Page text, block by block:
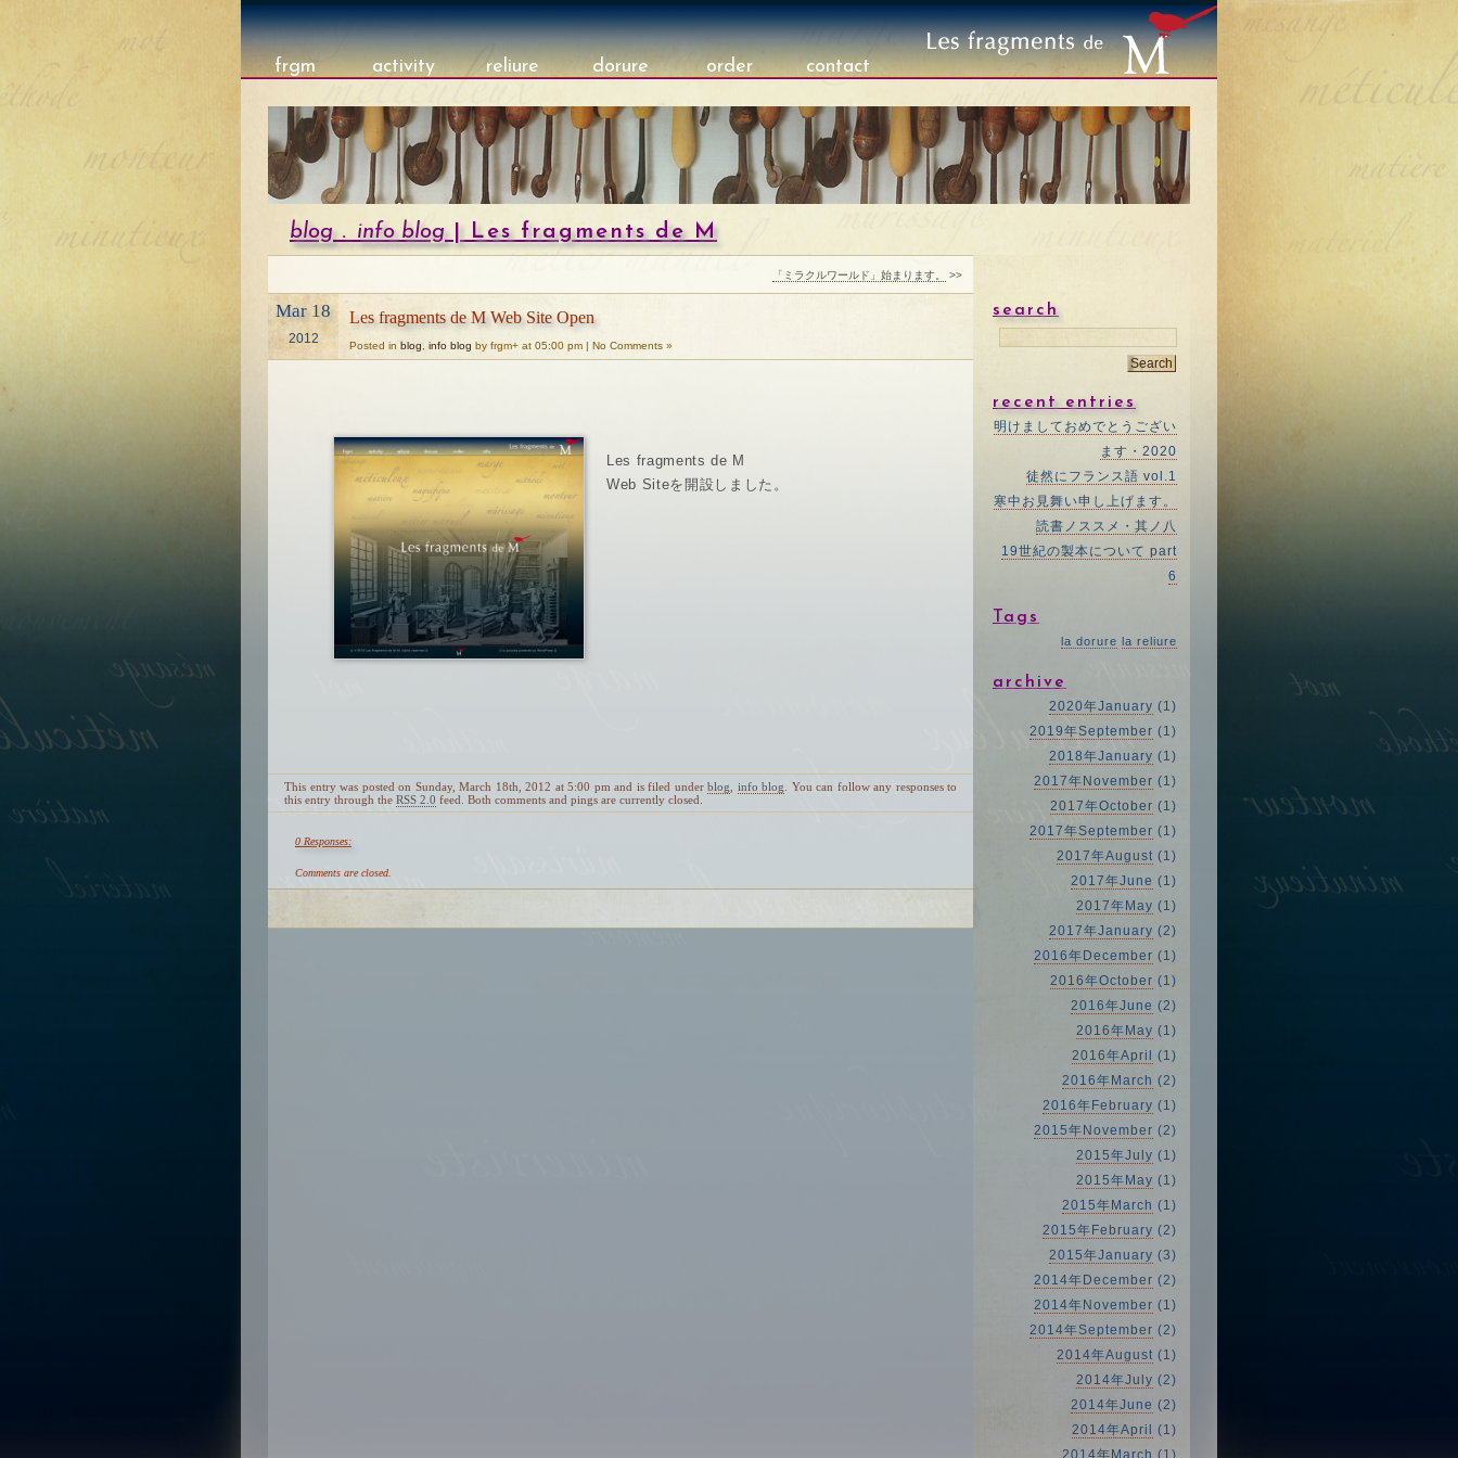
frgm activity reliure dorure order contact
blog. info blog| Les fragments de M
「ミラクルワールド」始まります。 >>
Mar 18
2012
Les fragments de M Web Site Open
Posted in blog info blog by frgm+ at 05:00 pm | No Comments »
Les fragments de M
Web Siteを開設しました。
This entry was posted on Sunday, March 18th, 2012 at 5:00 pm and is filed under blog info blog . You can follow any responses to
this entry through the RSS 2.0 feed. Both comments and pings are currently closed.
0 Responses:
Comments are closed.
search
recent entries
明けましておめでとうござい
ます・2020
徒然にフランス語 vol.1
寒中お見舞い申し上げます。
読書ノススメ・其ノ八
19世紀の製本について part
6
Tags
la dorure la reliure
archive
2020年January (1)
2019年September (1)
2018年January (1)
2017年November (1)
2017年October (1)
2017年September (1)
2017年August (1)
2017年June (1)
2017年May (1)
2017年January (2)
2016年December (1)
2016年October (1)
2016年June (2)
2016年May (1)
2016年April
(1)
2016年March (2)
2016年February (1)
2015年November (2)
2015年July (1)
2015年May (1)
2015年March (1)
2015年February (2)
2015年January (3)
2014年December (2)
2014年November (1)
2014年September (2)
2014年August (1)
2014年July (2)
2014年June (2)
2014年April
(1)
2014年March (1)